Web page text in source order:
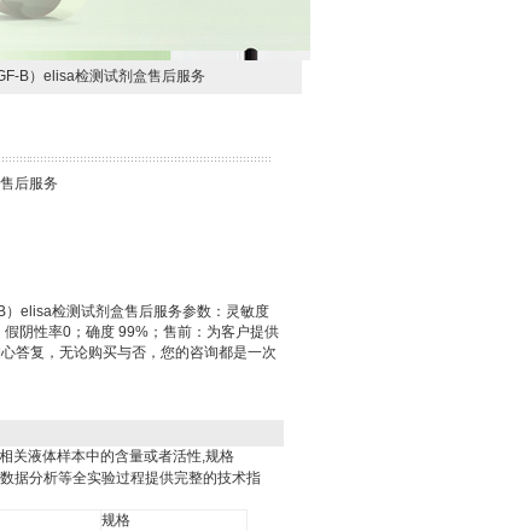
B）elisa检测试剂盒售后服务
后服务
）elisa检测试剂盒售后服务参数：灵敏度
阴性率0；确度 99%；售前：为客户提供
答复，无论购买与否，您的咨询都是一次
关液体样本中的含量或者活性,规格
据分析等全实验过程提供完整的技术指
规格